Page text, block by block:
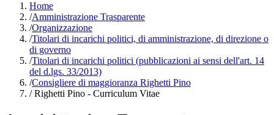
Home
/Amministrazione Trasparente
/Organizzazione
/Titolari di incarichi politici, di amministrazione, di direzione o
di governo
/Titolari di incarichi politici (pubblicazioni ai sensi dell'art. 14
del d.lgs. 33/2013)
/Consigliere di maggioranza Righetti Pino
/Righetti Pino - Curriculum Vitae